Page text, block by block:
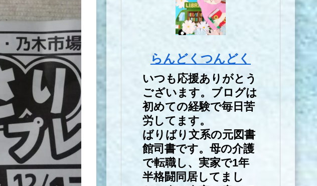
らんどくつんどく
いつも応援ありがとう
ございます。ブログは
初めての経験で毎日苦
労してます。
ばりばり文系の元図書
館司書です。母の介護
で転職し、実家で1年
半格闘同居してまし